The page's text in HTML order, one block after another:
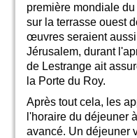
première mondiale
sur la terrasse ouest
œuvres seraient aussi
Jérusalem, durant
de Lestrange ait
la Porte du Roy.
Après tout cela, les
l'horaire du déjeuner
avancé. Un déjeuner